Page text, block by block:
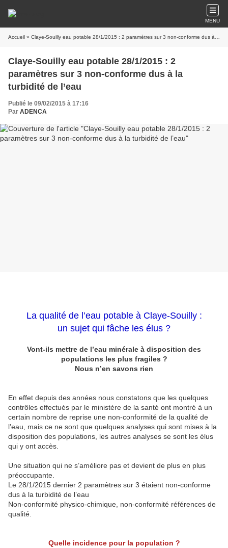
MENU
Accueil » Claye-Souilly eau potable 28/1/2015 : 2 paramètres sur 3 non-conforme dus à la turbidité de l’eau
Claye-Souilly eau potable 28/1/2015 : 2
paramètres sur 3 non-conforme dus à la
turbidité de l’eau
Publié le 09/02/2015 à 17:16
Par ADENCA
La qualité de l’eau potable à Claye-Souilly :
un sujet qui fâche les élus ?
Vont-ils mettre de l’eau minérale à disposition des
populations les plus fragiles ?
Nous n’en savons rien
En effet depuis des années nous constatons que les quelques
contrôles effectués par le ministère de la santé ont montré à un
certain nombre de reprise une non-conformité de la qualité de
l’eau, mais ce ne sont que quelques analyses qui sont mises à la
disposition des populations, les autres analyses se sont les élus
qui y ont accès.
Une situation qui ne s’améliore pas et devient de plus en plus
préoccupante.
Le 28/1/2015 dernier 2 paramètres sur 3 étaient non-conforme
dus à la turbidité de l’eau
Non-conformité physico-chimique, non-conformité références de
qualité.
Quelle incidence pour la population ?